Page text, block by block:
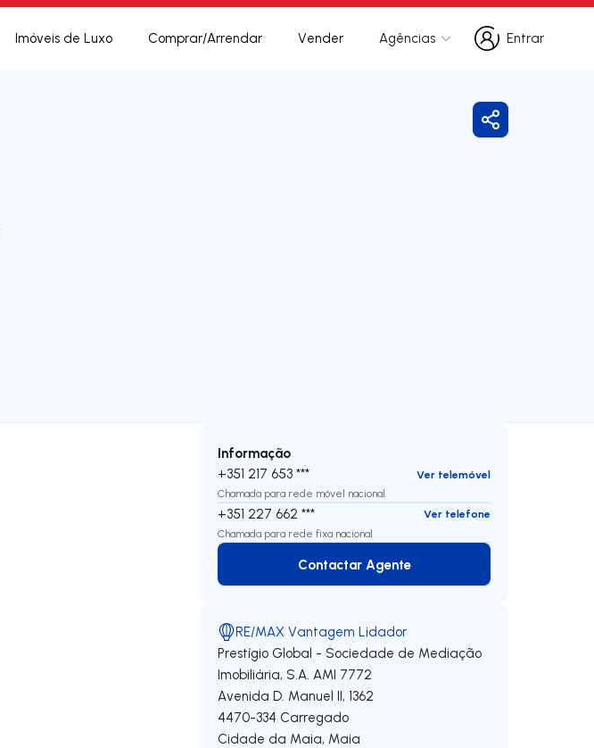
Imóveis de Luxo Comprar/Arrendar Vender Agências
Entrar
Entrar
Partilhar
Informação
+351 217 653 ***
Ver telemóvel
Chamada para rede móvel nacional
+351 227 662 ***
Ver telefone
Chamada para rede fixa nacional
Contactar Agente
Contactar Agente
RE/MAX Vantagem Lidador
Prestígio Global - Sociedade de Mediação
Imobiliária, S.A. AMI 7772
Avenida D. Manuel II, 1362
4470-334 Carregado
Cidade da Maia, Maia